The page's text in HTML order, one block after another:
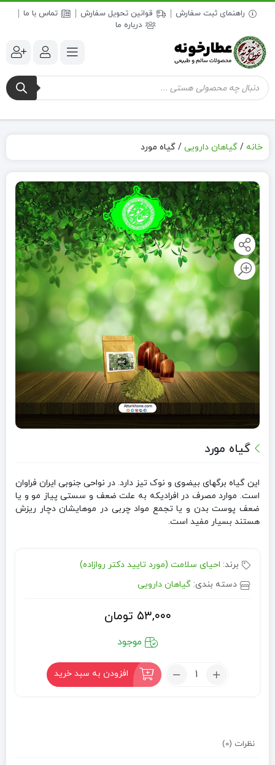
راهنمای ثبت سفارش قوانین تحویل سفارش
تماس با ما
درباره ما
جستجوی
محصولات
خانه / گیاهان دارویی / گیاه مورد
گیاه مورد
این گیاه برگهای بیضوی و نوک تیز دارد. در نواحی جنوبی ایران فراوان
است. موارد مصرف در افرادیکه به علت ضعف و سستی پیاز مو و یا
ضعف پوست بدن و یا تجمع مواد چربی در موهایشان دچار ریزش
هستند بسیار مفید است.
برند: احیای سلامت (مورد تایید دکتر روازاده)
دسته بندی: گیاهان دارویی
۵۳,۰۰۰ تومان
موجود
تعداد:
افزودن به سبد خرید
نظرات (0)